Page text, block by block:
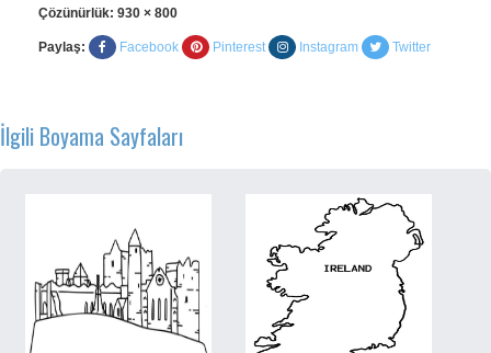
Çözünürlük: 930 × 800
Paylaş: Facebook Pinterest Instagram Twitter
İlgili Boyama Sayfaları